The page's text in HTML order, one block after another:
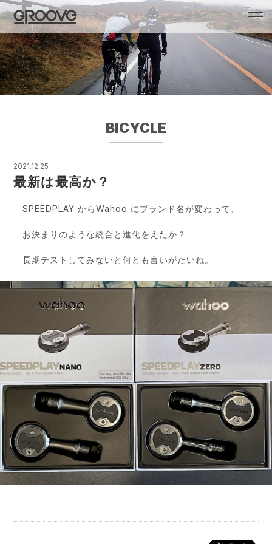
Groove 自転車 カフェ 輸入車・国産車のチ
ューニング/販売
BICYCLE
2021.12.25
最新は最高か？
SPEEDPLAY からWahoo にブランド名が変わって、
お決まりのような統合と進化をえたか？
長期テストしてみないと何とも言いがたいね。